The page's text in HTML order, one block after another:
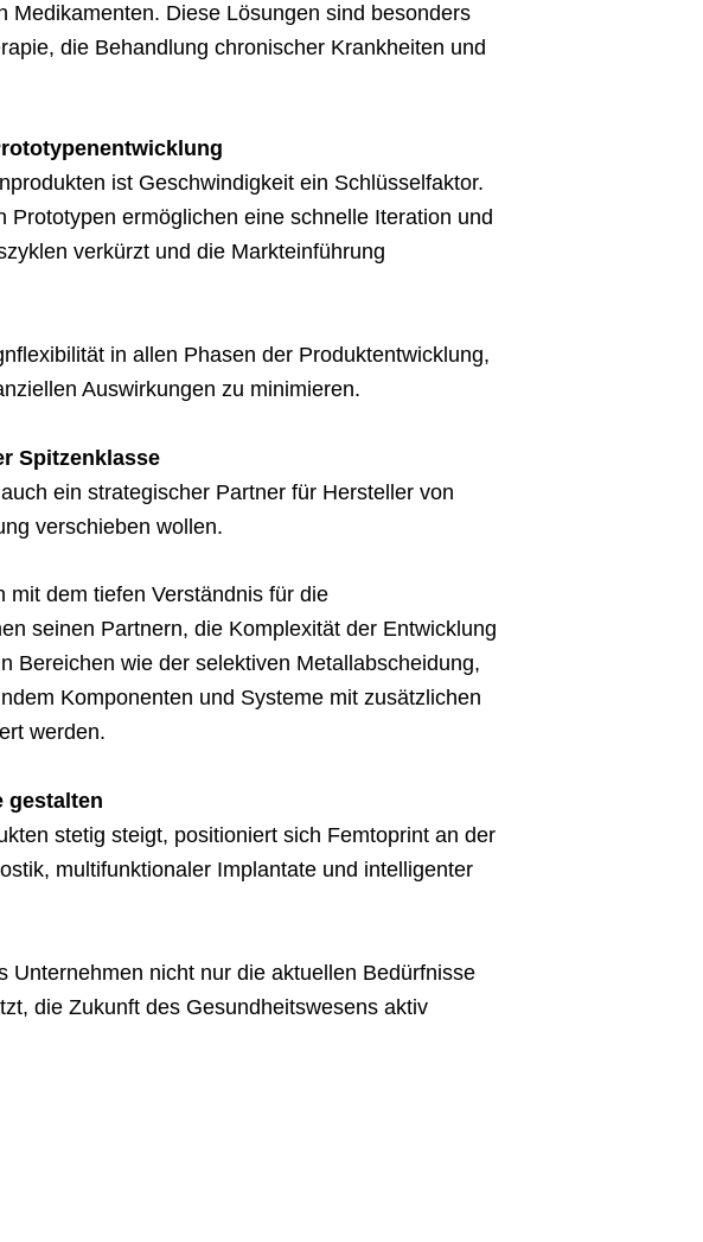
Medikamenten. Diese Lösungen sind besonders
die Behandlung chronischer Krankheiten und
ist Geschwindigkeit ein Schlüsselfaktor.
ermöglichen eine schnelle Iteration und
verkürzt und die Markteinführung
in allen Phasen der Produktentwicklung,
Auswirkungen zu minimieren.
Spitzenklasse
ein strategischer Partner für Hersteller von
verschieben wollen.
mit dem tiefen Verständnis für die
seinen Partnern, die Komplexität der Entwicklung
Bereichen wie der selektiven Metallabscheidung,
Komponenten und Systeme mit zusätzlichen
werden.
gestalten
stetig steigt, positioniert sich Femtoprint an der
multifunktionaler Implantate und intelligenter
nicht nur die aktuellen Bedürfnisse
die Zukunft des Gesundheitswesens aktiv